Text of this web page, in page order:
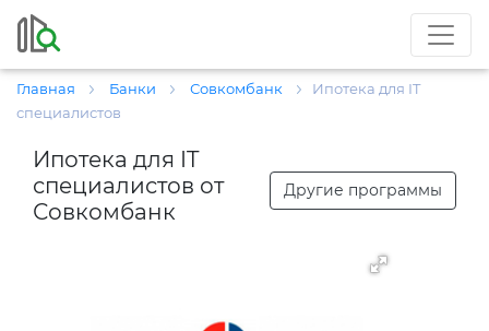
Главная Банки Совкомбанк
Ипотека для IT
специалистов
Ипотека для IT
специалистов от
Совкомбанк
Другие программы